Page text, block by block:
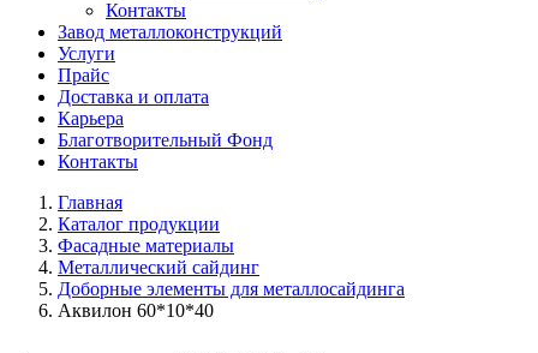
Контакты
Завод металлоконструкций
Услуги
Прайс
Доставка и оплата
Карьера
Благотворительный Фонд
Контакты
Главная
Каталог продукции
Фасадные материалы
Металлический сайдинг
Доборные элементы для металлосайдинга
Аквилон 60*10*40